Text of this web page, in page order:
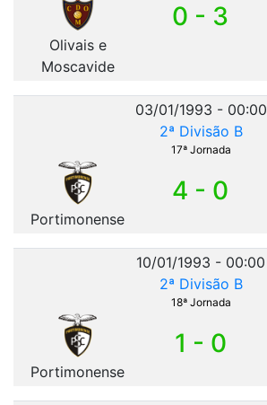
Olivais e
Moscavide
0 - 3
03/01/1993 - 00:00
2ª Divisão B
17ª Jornada
Portimonense
4 - 0
10/01/1993 - 00:00
2ª Divisão B
18ª Jornada
Portimonense
1 - 0